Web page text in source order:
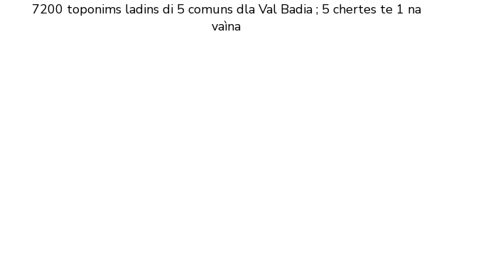
7200 toponims ladins di 5 comuns dla Val Badia ; 5 chertes te 1 na
vaìna